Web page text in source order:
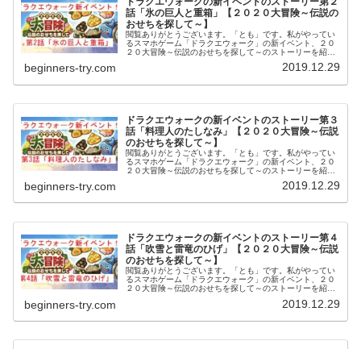
話「氷の巨人と重箱」【２０２０大冒険～伝説の
おせちを探して～】
閲覧ありがとうございます。「とも」です。私がやってい
るスマホゲーム「ドラクエウォーク」の新イベント、２０
２０大冒険～伝説のおせちを探して～のストーリーを紹介
beginners-try.com 2019.12.29
ドラクエウォークの新イベントのストーリー第３
話「料理人のたしなみ」【２０２０大冒険～伝説
のおせちを探して～】
閲覧ありがとうございます。「とも」です。私がやってい
るスマホゲーム「ドラクエウォーク」の新イベント、２０
２０大冒険～伝説のおせちを探して～のストーリーを紹介
beginners-try.com 2019.12.29
ドラクエウォークの新イベントのストーリー第４
話「吹雪と雷竜のひげ」【２０２０大冒険～伝説
のおせちを探して～】
閲覧ありがとうございます。「とも」です。私がやってい
るスマホゲーム「ドラクエウォーク」の新イベント、２０
２０大冒険～伝説のおせちを探して～のストーリーを紹介
beginners-try.com 2019.12.29